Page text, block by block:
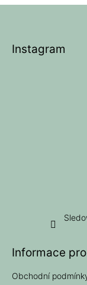
Instagram
Informace
Obchodní